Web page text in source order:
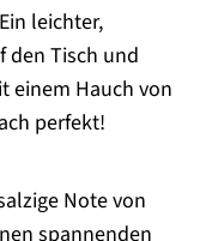
leichter,
den Tisch und
einem Hauch von
perfekt!
Note von
spannenden